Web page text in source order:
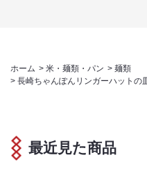
ホーム > 米・麺類・パン > 麺類
> 長崎ちゃんぽんリンガーハットの
最近見た商品